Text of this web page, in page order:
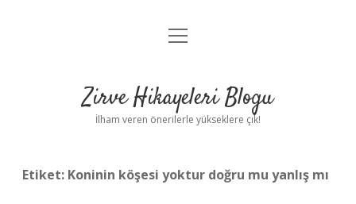
Anasayfa
Yasal Uyarı
menüyü
Zirve Hikayeleri Blogu
İlham veren önerilerle yükseklere çık!
Etiket: Koninin köşesi yoktur doğru mu yanlış mı